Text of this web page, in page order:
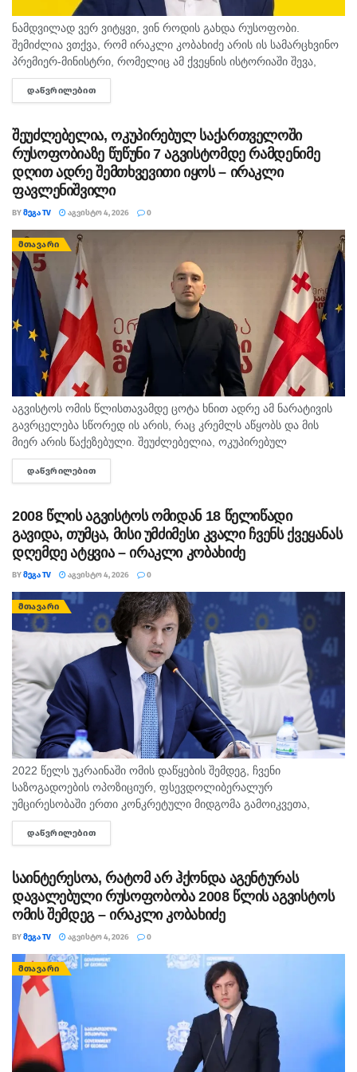
ქვეყანა, რომელიც წარსულში დავტოვეთ”, – განაცხადა
გახარიამ.
შეგახსენებთ, რომ ე.წ. მატროსოვის ციხიდან ახლად
გამოსულმა ყოფილმა პრემიერ-მინისტრმა ვანო
ჩართვას გეგმავს. მან საზოგადოებას პირობა მისცა,
რომ “საქართველოს დღევანდელი ხელისუფლება 1
წელიწადში დასრულდება”, რაც მისი თქმით,
“აუცილებელია, იმისთვის, რომ ქვეყანაში დაიწყოს
განვითარება, ხალხის კეთილდღეობა გაიზარდოს,
გაქრეს უიმედობა, ახალგაზრდობას მიეცეს
პერსპექტივა, ადამიანებს დასაქმება და ღირსეული
ხელფასი, მოხუცებს კი ღირსეული პენსია”. ამასთანავე,
მერაბიშვილის განცხადებით, ხელისუფლების
დამხობის მერე, “მატროსოვის” “კარი ფართოდ
გაიხსნება და ყველა პოლიტპატიმარი
გათავისუფლდება”.
ნამდვილად ვერ ვიტყვი, ვინ როდის გახდა რუსოფობი.
შემიძლია ვთქვა, რომ ირაკლი კობახიძე არის ის სამარცხვინო
პრემიერ-მინისტრი, რომელიც ამ ქვეყნის ისტორიაში შევა,
როგორც რუსეთის საგარეო დაზვერვის სპეცოპერაციის
გამტარი პოლიტიკოსი, - ამის...
ᲓᲐᲬᲕᲠᲘᲚᲔᲑᲘᲗ
შეუძლებელია, ოკუპირებულ საქართველოში
რუსოფობიაზე წუწუნი 7 აგვისტომდე რამდენიმე
დღით ადრე შემთხვევითი იყოს – ირაკლი
ფავლენიშვილი
BYᲛᲔᲒᲐ TV ᲐᲒᲕᲘᲡᲢᲝ 4, 2026 0
ᲛᲗᲐᲕᲐᲠᲘ
აგვისტოს ომის წლისთავამდე ცოტა ხნით ადრე ამ ნარატივის
გავრცელება სწორედ ის არის, რაც კრემლს აწყობს და მის
მიერ არის წაქეზებული. შეუძლებელია, ოკუპირებულ
საქართველოში რუსოფობიაზე წუწუნი 7 აგვისტომდე
რამდენიმე დღით ადრე...
ᲓᲐᲬᲕᲠᲘᲚᲔᲑᲘᲗ
2008 წლის აგვისტოს ომიდან 18 წელიწადი
გავიდა, თუმცა, მისი უმძიმესი კვალი ჩვენს ქვეყანას
დღემდე ატყვია – ირაკლი კობახიძე
BYᲛᲔᲒᲐ TV ᲐᲒᲕᲘᲡᲢᲝ 4, 2026 0
ᲛᲗᲐᲕᲐᲠᲘ
2022 წელს უკრაინაში ომის დაწყების შემდეგ, ჩვენი
საზოგადოების ოპოზიციურ, ფსევდოლიბერალურ
უმცირესობაში ერთი კონკრეტული მიდგომა გამოიკვეთა,
რომელიც განცალკევებულ განხილვას საჭიროებს, - წერს
„ქართული ოცნების“ თავმჯდომარე, საქართველოს პრემიერ-
ᲓᲐᲬᲕᲠᲘᲚᲔᲑᲘᲗ
საინტერესოა, რატომ არ ჰქონდა აგენტურას
დავალებული რუსოფობობა 2008 წლის აგვისტოს
ომის შემდეგ – ირაკლი კობახიძე
BYᲛᲔᲒᲐ TV ᲐᲒᲕᲘᲡᲢᲝ 4, 2026 0
ᲛᲗᲐᲕᲐᲠᲘ